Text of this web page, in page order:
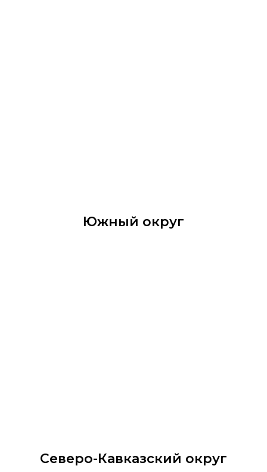
Южный округ
Северо-Кавказский округ